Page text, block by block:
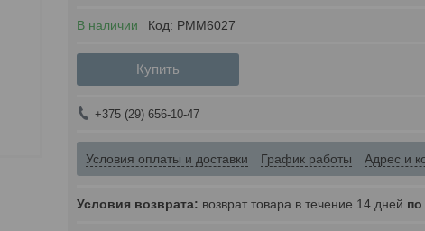
В наличии Код: РММ6027
Купить
+375 (29) 656-10-47
Условия оплаты и доставки График работы Адрес и
возврат товара в течение 14 дней